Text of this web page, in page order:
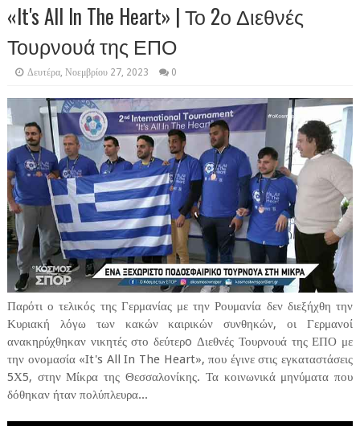
«It's All In The Heart» | Το 2ο Διεθνές
Τουρνουά της ΕΠΟ
Δευτέρα, Νοεμβρίου 27, 2023 0
Παρότι ο τελικός της Γερμανίας με την Ρουμανία δεν διεξήχθη την
Κυριακή λόγω των κακών καιρικών συνθηκών, οι Γερμανοί
ανακηρύχθηκαν νικητές στο δεύτερo Διεθνές Τουρνουά της ΕΠΟ με
την ονομασία «It's All In The Heart», που έγινε στις εγκαταστάσεις
5Χ5, στην Μίκρα της Θεσσαλονίκης. Τα κοινωνικά μηνύματα που
δόθηκαν ήταν πολύπλευρα...